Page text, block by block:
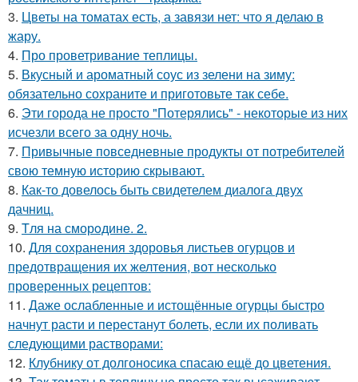
3. Цветы на томатах есть, а завязи нет: что я делаю в
жару.
4. Про проветривание теплицы.
5. Вкусный и ароматный соус из зелени на зиму:
обязательно сохраните и приготовьте так себе.
6. Эти города не просто "Потерялись" - некоторые из них
исчезли всего за одну ночь.
7. Привычные повседневные продукты от потребителей
свою темную историю скрывают.
8. Как-то довелось быть свидетелем диалога двух
дачниц.
9. Tля на сморoдинe. 2.
10. Для сохранения здоровья листьев огурцов и
предотвращения их желтения, вот несколько
проверенных рецептов:
11. Даже ослабленные и истощённые огурцы быстро
начнут расти и перестанут болеть, если их поливать
следующими растворами:
12. Клубнику от долгоносика спасаю ещё до цветения.